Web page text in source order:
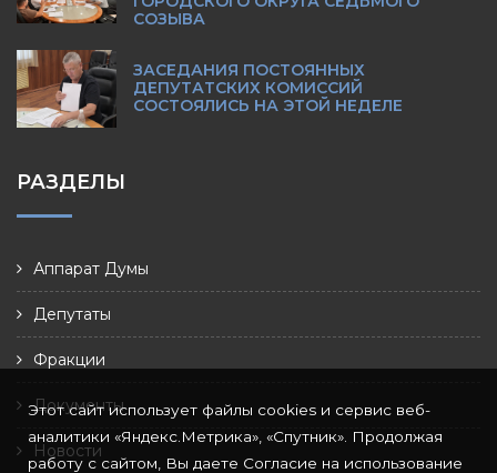
СОЗЫВА
ЗАСЕДАНИЯ ПОСТОЯННЫХ
ДЕПУТАТСКИХ КОМИССИЙ
СОСТОЯЛИСЬ НА ЭТОЙ НЕДЕЛЕ
РАЗДЕЛЫ
Аппарат Думы
Депутаты
Фракции
Документы
Новости
Этот сайт использует файлы cookies и сервис веб-
аналитики «Яндекс.Метрика», «Спутник». Продолжая
работу с сайтом, Вы даете Согласие на использование